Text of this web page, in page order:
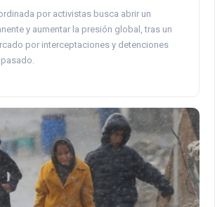
por activistas busca abrir un
y aumentar la presión global, tras un
por interceptaciones y detenciones